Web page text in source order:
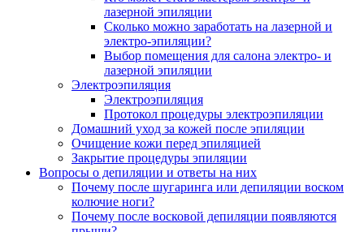
лазерной эпиляции
Сколько можно заработать на лазерной и
электро-эпиляции?
Выбор помещения для салона электро- и
лазерной эпиляции
Электроэпиляция
Электроэпиляция
Протокол процедуры электроэпиляции
Домашний уход за кожей после эпиляции
Очищение кожи перед эпиляцией
Закрытие процедуры эпиляции
Вопросы о депиляции и ответы на них
Почему после шугаринга или депиляции воском
колючие ноги?
Почему после восковой депиляции появляются